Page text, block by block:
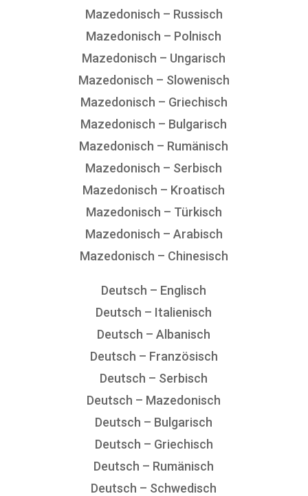
Mazedonisch – Russisch
Mazedonisch – Polnisch
Mazedonisch – Ungarisch
Mazedonisch – Slowenisch
Mazedonisch – Griechisch
Mazedonisch – Bulgarisch
Mazedonisch – Rumänisch
Mazedonisch – Serbisch
Mazedonisch – Kroatisch
Mazedonisch – Türkisch
Mazedonisch – Arabisch
Mazedonisch – Chinesisch
Deutsch – Englisch
Deutsch – Italienisch
Deutsch – Albanisch
Deutsch – Französisch
Deutsch – Serbisch
Deutsch – Mazedonisch
Deutsch – Bulgarisch
Deutsch – Griechisch
Deutsch – Rumänisch
Deutsch – Schwedisch